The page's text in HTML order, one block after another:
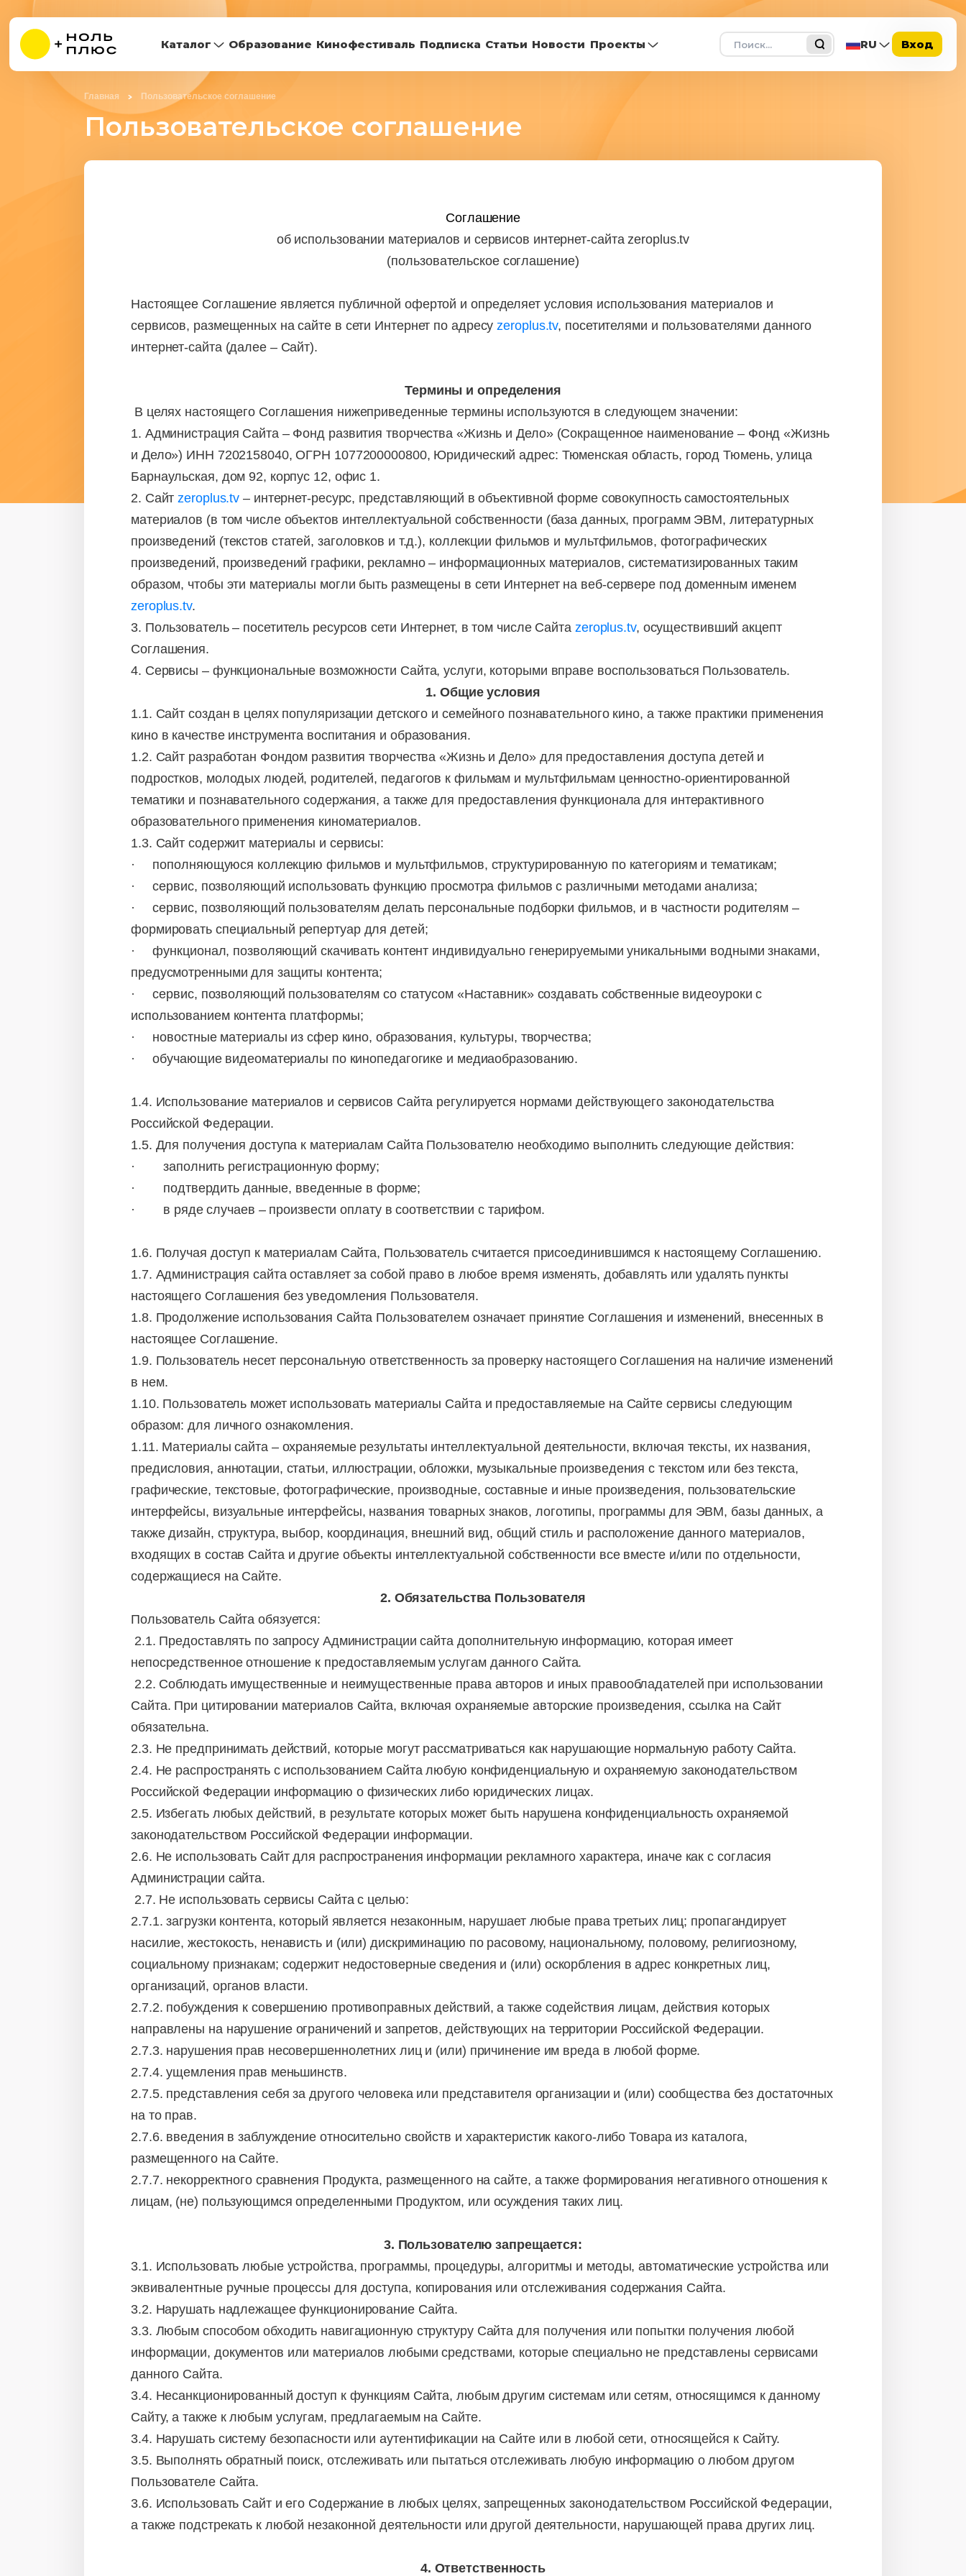
Каталог Образование Кинофестиваль Подписка Статьи Новости Проекты Поиск RU Вход
Главная Пользовательское соглашение
Пользовательское соглашение
Соглашение
об использовании материалов и сервисов интернет-сайта zeroplus.tv
(пользовательское соглашение)
Настоящее Соглашение является публичной офертой и определяет условия использования материалов и
сервисов, размещенных на сайте в сети Интернет по адресуzeroplus.tv, посетителями и пользователями данного
интернет-сайта (далее – Сайт).
Термины и определения
В целях настоящего Соглашения нижеприведенные термины используются в следующем значении:
1. Администрация Сайта – Фонд развития творчества «Жизнь и Дело» (Сокращенное наименование – Фонд «Жизнь
и Дело») ИНН 7202158040, ОГРН 1077200000800, Юридический адрес: Тюменская область, город Тюмень, улица
Барнаульская, дом 92, корпус 12, офис 1.
2. Сайтzeroplus.tv – интернет-ресурс, представляющий в объективной форме совокупность самостоятельных
материалов (в том числе объектов интеллектуальной собственности (база данных, программ ЭВМ, литературных
произведений (текстов статей, заголовков и т.д.), коллекции фильмов и мультфильмов, фотографических
произведений, произведений графики, рекламно – информационных материалов, систематизированных таким
образом, чтобы эти материалы могли быть размещены в сети Интернет на веб-сервере под доменным именем
zeroplus.tv.
3. Пользователь – посетитель ресурсов сети Интернет, в том числе Сайта zeroplus.tv, осуществивший акцепт
Соглашения.
4. Сервисы – функциональные возможности Сайта, услуги, которыми вправе воспользоваться Пользователь.
1. Общие условия
1.1. Сайт создан в целях популяризации детского и семейного познавательного кино, а также практики применения
кино в качестве инструмента воспитания и образования.
1.2. Сайт разработан Фондом развития творчества «Жизнь и Дело» для предоставления доступа детей и
подростков, молодых людей, родителей, педагогов к фильмам и мультфильмам ценностно-ориентированной
тематики и познавательного содержания, а также для предоставления функционала для интерактивного
образовательного применения киноматериалов.
1.3. Сайт содержит материалы и сервисы:
· пополняющуюся коллекцию фильмов и мультфильмов, структурированную по категориям и тематикам;
· сервис, позволяющий использовать функцию просмотра фильмов с различными методами анализа;
· сервис, позволяющий пользователям делать персональные подборки фильмов, и в частности родителям –
формировать специальный репертуар для детей;
· функционал, позволяющий скачивать контент индивидуально генерируемыми уникальными водными знаками,
предусмотренными для защиты контента;
· сервис, позволяющий пользователям со статусом «Наставник» создавать собственные видеоуроки с
использованием контента платформы;
· новостные материалы из сфер кино, образования, культуры, творчества;
· обучающие видеоматериалы по кинопедагогике и медиаобразованию.
1.4. Использование материалов и сервисов Сайта регулируется нормами действующего законодательства
Российской Федерации.
1.5. Для получения доступа к материалам Сайта Пользователю необходимо выполнить следующие действия:
· заполнить регистрационную форму;
· подтвердить данные, введенные в форме;
· в ряде случаев – произвести оплату в соответствии с тарифом.
1.6. Получая доступ к материалам Сайта, Пользователь считается присоединившимся к настоящему Соглашению.
1.7. Администрация сайта оставляет за собой право в любое время изменять, добавлять или удалять пункты
настоящего Соглашения без уведомления Пользователя.
1.8. Продолжение использования Сайта Пользователем означает принятие Соглашения и изменений, внесенных в
настоящее Соглашение.
1.9. Пользователь несет персональную ответственность за проверку настоящего Соглашения на наличие изменений
в нем.
1.10. Пользователь может использовать материалы Сайта и предоставляемые на Сайте сервисы следующим
образом: для личного ознакомления.
1.11. Материалы сайта – охраняемые результаты интеллектуальной деятельности, включая тексты, их названия,
предисловия, аннотации, статьи, иллюстрации, обложки, музыкальные произведения с текстом или без текста,
графические, текстовые, фотографические, производные, составные и иные произведения, пользовательские
интерфейсы, визуальные интерфейсы, названия товарных знаков, логотипы, программы для ЭВМ, базы данных, а
также дизайн, структура, выбор, координация, внешний вид, общий стиль и расположение данного материалов,
входящих в состав Сайта и другие объекты интеллектуальной собственности все вместе и/или по отдельности,
содержащиеся на Сайте.
2. Обязательства Пользователя
Пользователь Сайта обязуется:
2.1. Предоставлять по запросу Администрации сайта дополнительную информацию, которая имеет
непосредственное отношение к предоставляемым услугам данного Сайта.
2.2. Соблюдать имущественные и неимущественные права авторов и иных правообладателей при использовании
Сайта. При цитировании материалов Сайта, включая охраняемые авторские произведения, ссылка на Сайт
обязательна.
2.3. Не предпринимать действий, которые могут рассматриваться как нарушающие нормальную работу Сайта.
2.4. Не распространять с использованием Сайта любую конфиденциальную и охраняемую законодательством
Российской Федерации информацию о физических либо юридических лицах.
2.5. Избегать любых действий, в результате которых может быть нарушена конфиденциальность охраняемой
законодательством Российской Федерации информации.
2.6. Не использовать Сайт для распространения информации рекламного характера, иначе как с согласия
Администрации сайта.
2.7. Не использовать сервисы Сайта с целью:
2.7.1. загрузки контента, который является незаконным, нарушает любые права третьих лиц; пропагандирует
насилие, жестокость, ненависть и (или) дискриминацию по расовому, национальному, половому, религиозному,
социальному признакам; содержит недостоверные сведения и (или) оскорбления в адрес конкретных лиц,
организаций, органов власти.
2.7.2. побуждения к совершению противоправных действий, а также содействия лицам, действия которых
направлены на нарушение ограничений и запретов, действующих на территории Российской Федерации.
2.7.3. нарушения прав несовершеннолетних лиц и (или) причинение им вреда в любой форме.
2.7.4. ущемления прав меньшинств.
2.7.5. представления себя за другого человека или представителя организации и (или) сообщества без достаточных
на то прав.
2.7.6. введения в заблуждение относительно свойств и характеристик какого-либо Товара из каталога,
размещенного на Сайте.
2.7.7. некорректного сравнения Продукта, размещенного на сайте, а также формирования негативного отношения к
лицам, (не) пользующимся определенными Продуктом, или осуждения таких лиц.
3. Пользователю запрещается:
3.1. Использовать любые устройства, программы, процедуры, алгоритмы и методы, автоматические устройства или
эквивалентные ручные процессы для доступа, копирования или отслеживания содержания Сайта.
3.2. Нарушать надлежащее функционирование Сайта.
3.3. Любым способом обходить навигационную структуру Сайта для получения или попытки получения любой
информации, документов или материалов любыми средствами, которые специально не представлены сервисами
данного Сайта.
3.4. Несанкционированный доступ к функциям Сайта, любым другим системам или сетям, относящимся к данному
Сайту, а также к любым услугам, предлагаемым на Сайте.
3.4. Нарушать систему безопасности или аутентификации на Сайте или в любой сети, относящейся к Сайту.
3.5. Выполнять обратный поиск, отслеживать или пытаться отслеживать любую информацию о любом другом
Пользователе Сайта.
3.6. Использовать Сайт и его Содержание в любых целях, запрещенных законодательством Российской Федерации,
а также подстрекать к любой незаконной деятельности или другой деятельности, нарушающей права других лиц.
4. Ответственность